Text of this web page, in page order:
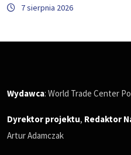
7 sierpnia 2026
Wydawca: World Trade Center
Dyrektor projektu, Redaktor
Artur Adamczak